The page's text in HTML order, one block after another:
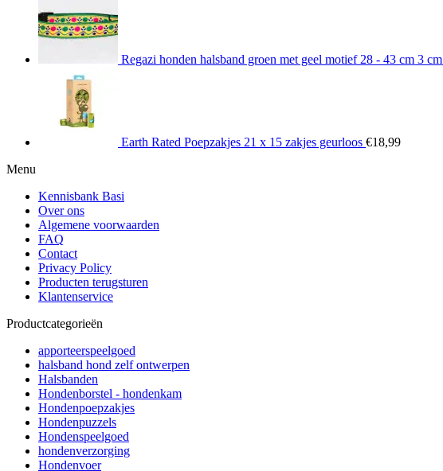
Regazi honden halsband groen met geel motief 28 - 43 cm 3 cm
Earth Rated Poepzakjes 21 x 15 zakjes geurloos €18,99
Menu
Kennisbank Basi
Over ons
Algemene voorwaarden
FAQ
Contact
Privacy Policy
Producten terugsturen
Klantenservice
Productcategorieën
apporteerspeelgoed
halsband hond zelf ontwerpen
Halsbanden
Hondenborstel - hondenkam
Hondenpoepzakjes
Hondenpuzzels
Hondenspeelgoed
hondenverzorging
Hondenvoer